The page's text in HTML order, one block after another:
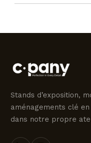
Stands d’exposition,
aménagements clé
dans notre propre